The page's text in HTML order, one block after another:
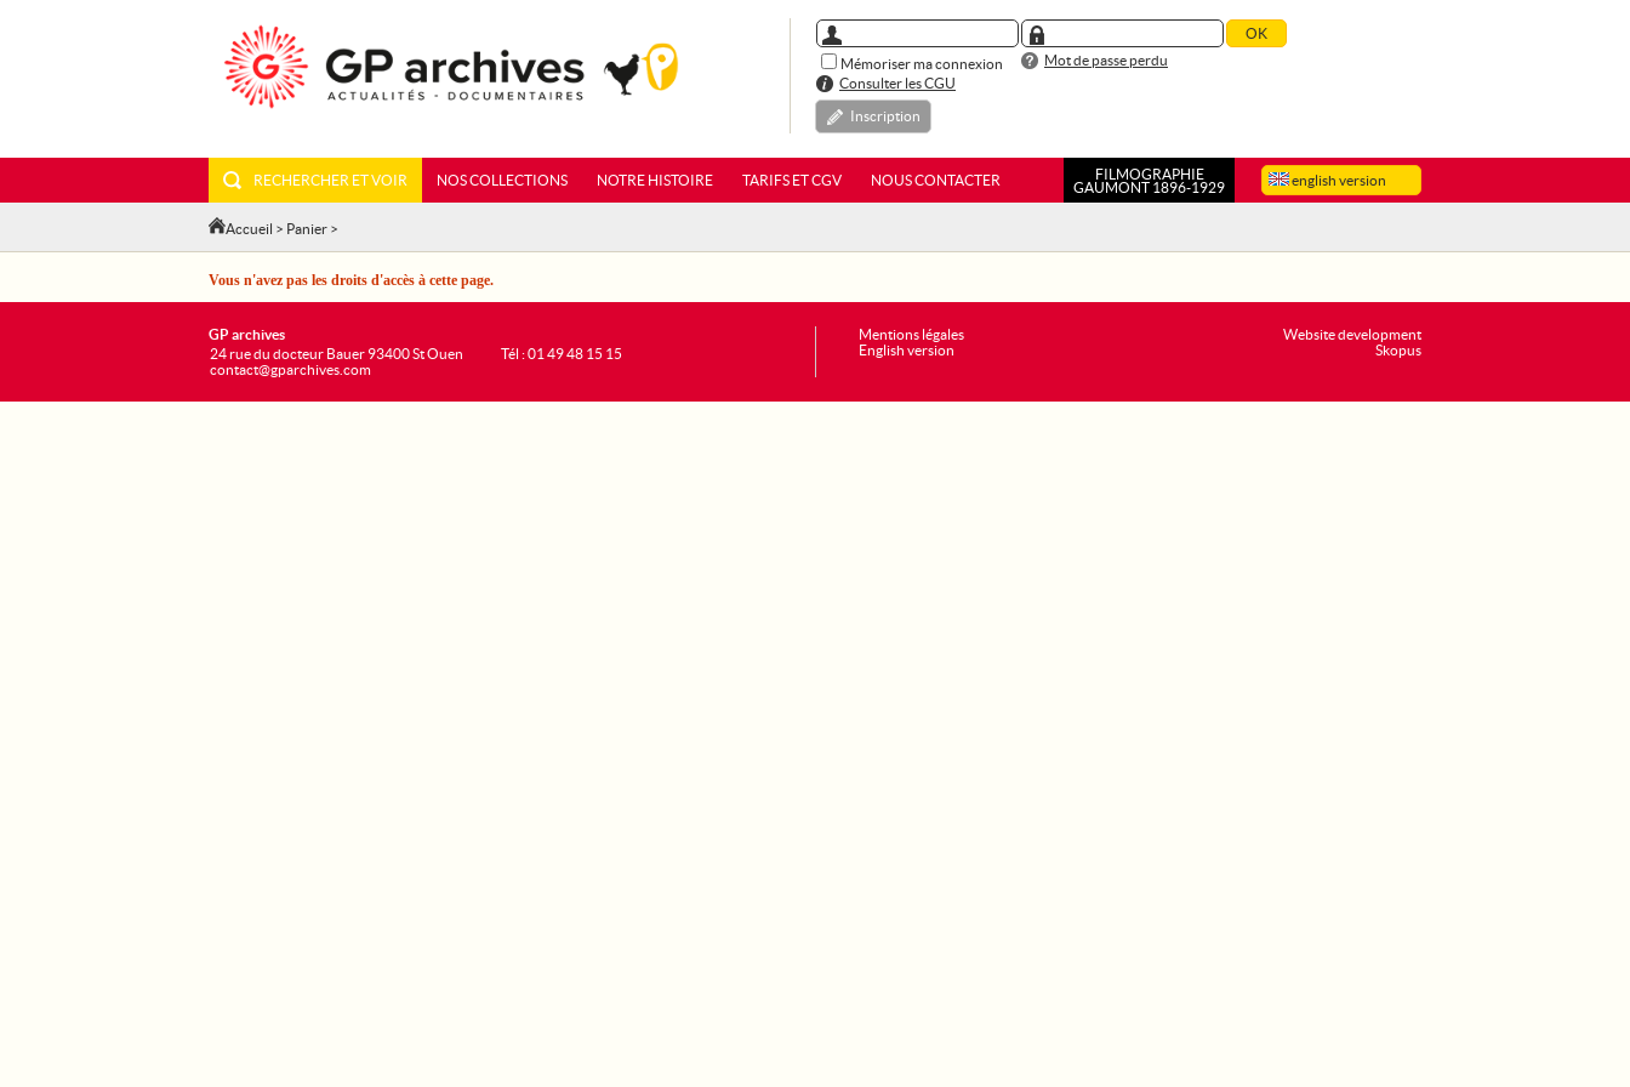
Mémoriser ma connexion
Mot de passe perdu
Consulter les CGU
Inscription
english version
RECHERCHER ET VOIR NOS COLLECTIONS NOTRE HISTOIRE TARIFS ET CGV NOUS CONTACTER
FILMOGRAPHIE
GAUMONT 1896-1929
Accueil > Panier >
Vous n'avez pas les droits d'accès à cette page.
Website development
Skopus
GP archives
24 rue du docteur Bauer 93400 St Ouen
contact@gparchives.com
Tél : 01 49 48 15 15
Mentions légales
English version